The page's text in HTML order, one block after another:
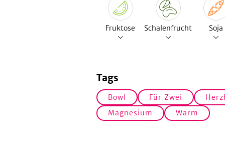
Fruktose Schalenfrucht Soja
Tags
Bowl Für Zwei
Magnesium
Warm